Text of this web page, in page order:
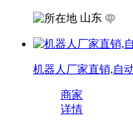
河北现货：ZHB-03
商家
详情
对比